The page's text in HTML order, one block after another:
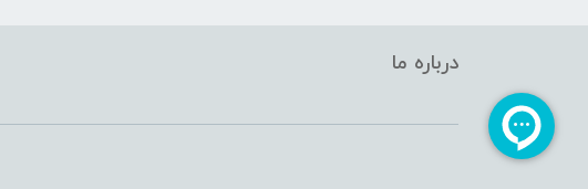
درباره ما